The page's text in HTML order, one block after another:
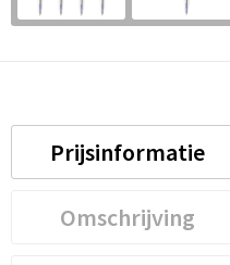
Prijsinformatie
Omschrijving